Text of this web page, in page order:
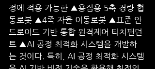
정에 적용 가능한 ▲용접용 5축 경량 협
동로봇 ▲4족 자율 이동로봇 ▲표준 안
드로이드 기반 통합 원격제어 티치팬던
트 ▲AI 공정 최적화 시스템을 개발하
는 것이다. 특히, AI 공정 최적화 시스템